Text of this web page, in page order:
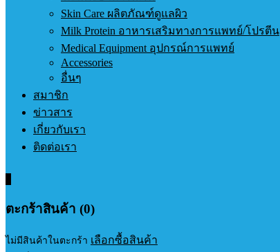
Skin Care ผลิตภัณฑ์ดูแลผิว
Milk Protein อาหารเสริมทางการแพทย์/โปรตีน
Medical Equipment อุปกรณ์การแพทย์
Accessories
อื่นๆ
สมาชิก
ข่าวสาร
เกี่ยวกับเรา
ติดต่อเรา
ตะกร้าสินค้า (0)
ไม่มีสินค้าในตะกร้า เลือกซื้อสินค้า